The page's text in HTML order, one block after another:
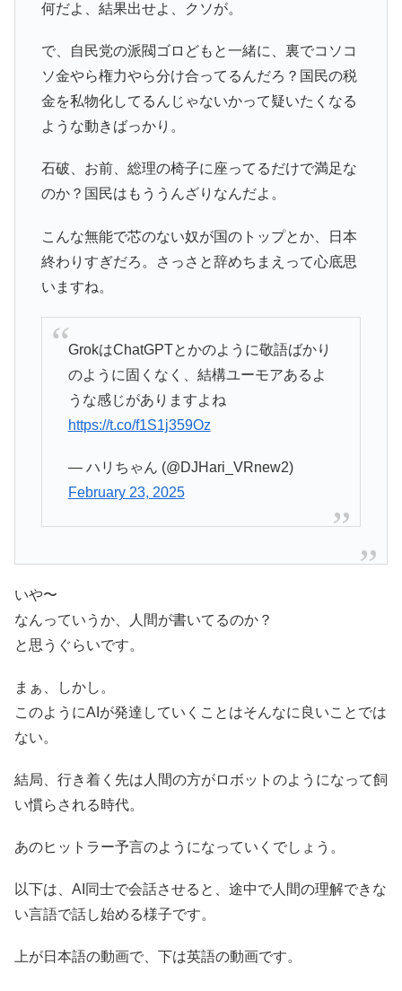
何だよ、結果出せよ、クソが。
で、自民党の派閥ゴロどもと一緒に、裏でコソコ
ソ金やら権力やら分け合ってるんだろ？国民の税
金を私物化してるんじゃないかって疑いたくなる
ような動きばっかり。
石破、お前、総理の椅子に座ってるだけで満足な
のか？国民はもううんざりなんだよ。
こんな無能で芯のない奴が国のトップとか、日本
終わりすぎだろ。さっさと辞めちまえって心底思
いますね。
GrokはChatGPTとかのように敬語ばかり
のように固くなく、結構ユーモアあるよ
うな感じがありますよね
https://t.co/f1S1j359Oz
— ハリちゃん (@DJHari_VRnew2)
February 23, 2025
いや〜
なんっていうか、人間が書いてるのか？
と思うぐらいです。
まぁ、しかし。
このようにAIが発達していくことはそんなに良いことでは
ない。
結局、行き着く先は人間の方がロボットのようになって飼
い慣らされる時代。
あのヒットラー予言のようになっていくでしょう。
以下は、AI同士で会話させると、途中で人間の理解できな
い言語で話し始める様子です。
上が日本語の動画で、下は英語の動画です。